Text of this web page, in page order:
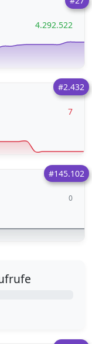
4.292.522
#2.432
7
#145.102
0